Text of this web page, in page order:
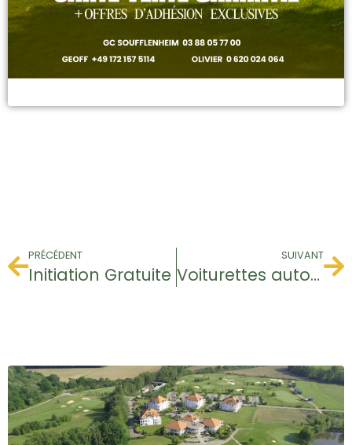
PRÉCÉDENT
Initiation Gratuite
SUIVANT
Voiturettes autorisées